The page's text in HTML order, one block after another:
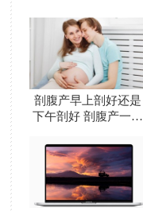
剖腹产早上剖好还是
下午剖好 剖腹产一天